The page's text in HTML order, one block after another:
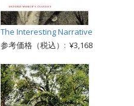
The Interesting Narrative
参考価格（税込）: ¥3,168